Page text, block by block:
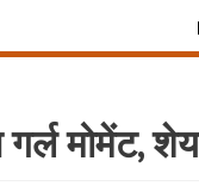
मोमेंट,